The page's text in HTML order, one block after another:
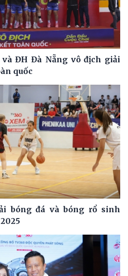
ĐH Đà Nẵng vô địch giải
quốc
bóng đá và bóng rổ sinh